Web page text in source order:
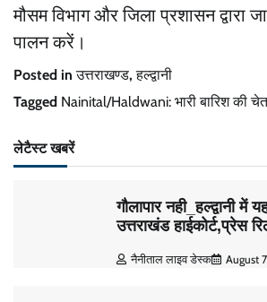
मौसम विभाग और जिला प्रशासन द्वारा
पालन करें।
Posted inउत्तराखण्ड,हल्द्वानी
Tagged Nainital/Haldwani: भारी बारिश की
लेटैस्ट खबरें
गौलापार नही_हल्द्वानी में
उत्तराखंड हाईकोर्ट,प्रेस
नैनीताल लाइव डेस्क August